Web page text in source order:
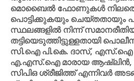
മൊബൈല്‍ ഫോണുകള്‍
പൊട്ടിക്കുകയും ചെയ്തതായും
സ്ഥലങ്ങളില്‍ നിന്ന്
തട്ടിയെടുത്തിട്ടുള്ളതായി
സി.ഐ പി.കെ. ദാസ്,
എ.എസ്‌.ഐ മാരായ
സിപിഒ ശ്രീജിത്ത് എന്നിവര്‍